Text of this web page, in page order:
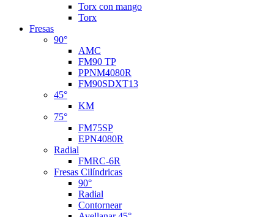
Torx con mango
Torx
Fresas
90°
AMC
FM90 TP
PPNM4080R
FM90SDXT13
45°
KM
75°
FM75SP
EPN4080R
Radial
FMRC-6R
Fresas Cilíndricas
90°
Radial
Contornear